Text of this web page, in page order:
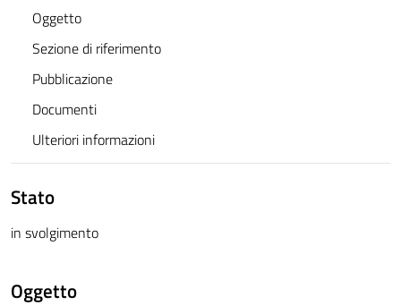
Oggetto
Sezione di riferimento
Pubblicazione
Documenti
Ulteriori informazioni
Stato
in svolgimento
Oggetto